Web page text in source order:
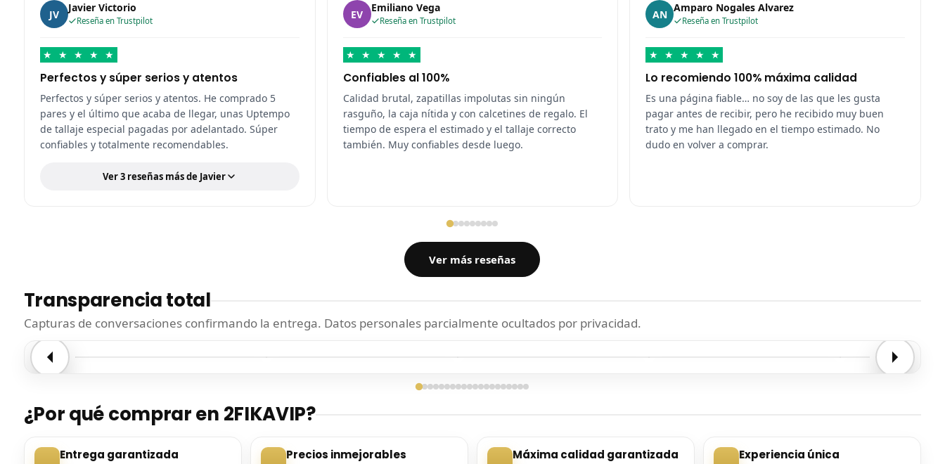
JV Javier Victorio
Reseña en Trustpilot
★ ★ ★ ★ ★
Perfectos y súper serios y atentos
Perfectos y súper serios y atentos. He comprado 5
pares y el último que acaba de llegar, unas Uptempo
de tallaje especial pagadas por adelantado. Súper
confiables y totalmente recomendables.
Ver 3 reseñas más de Javier
EV Emiliano Vega
Reseña en Trustpilot
★ ★ ★ ★ ★
Confiables al 100%
Calidad brutal, zapatillas impolutas sin ningún
rasguño, la caja nítida y con calcetines de regalo. El
tiempo de espera el estimado y el tallaje correcto
también. Muy confiables desde luego.
AN Amparo Nogales Alvarez
Reseña en Trustpilot
★ ★ ★ ★ ★
Lo recomiendo 100% máxima calidad
Es una página fiable… no soy de las que les gusta
pagar antes de recibir, pero he recibido muy buen
trato y me han llegado en el tiempo estimado. No
dudo en volver a comprar.
Ver más reseñas
Transparencia total
Capturas de conversaciones confirmando la entrega. Datos personales parcialmente ocultados por privacidad.
Entrega confirmada
¿Por qué comprar en 2FIKAVIP?
Entrega garantizada Precios inmejorables Máxima calidad garantizada Experiencia única